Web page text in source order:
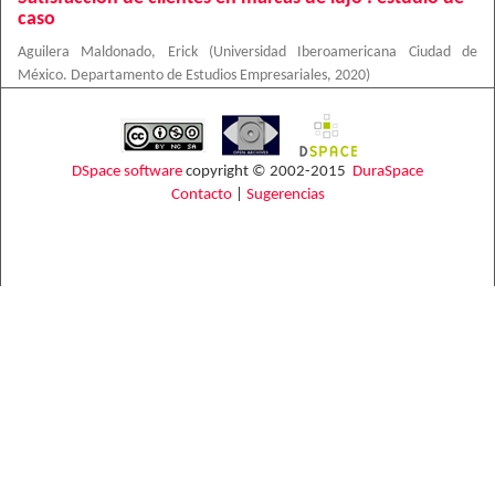
caso
Aguilera Maldonado, Erick (Universidad Iberoamericana Ciudad de
México. Departamento de Estudios Empresariales, 2020)
DSpace software copyright © 2002-2015 DuraSpace
Contacto| Sugerencias